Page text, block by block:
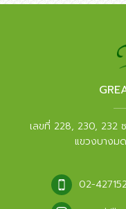
เลขที่ 228, 230, 232
แขวงบางม
02-